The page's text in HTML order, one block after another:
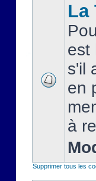
La
est
s'il
en
à
Supprimer tous les